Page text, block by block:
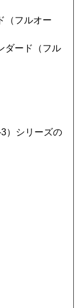
（フルオー
ダード（フル
）シリーズの